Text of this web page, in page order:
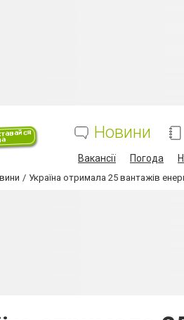
Новини
Вакансії Погода
Україна отримала 25 вантажів